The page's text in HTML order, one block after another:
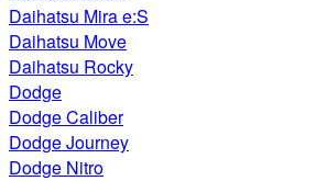
Daihatsu Mira e:S
Daihatsu Move
Daihatsu Rocky
Dodge
Dodge Caliber
Dodge Journey
Dodge Nitro